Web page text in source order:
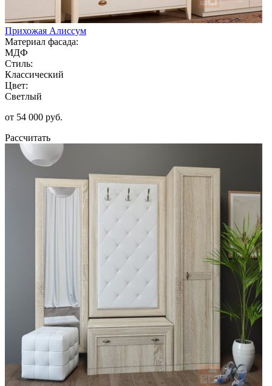
Прихожая Алиссум
Материал фасада:
МДФ
Стиль:
Классический
Цвет:
Светлый
от 54 000 руб.
Рассчитать